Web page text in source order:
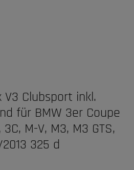
Clubsport inkl.
für BMW 3er Coupe
M-V, M3, M3 GTS,
325 d